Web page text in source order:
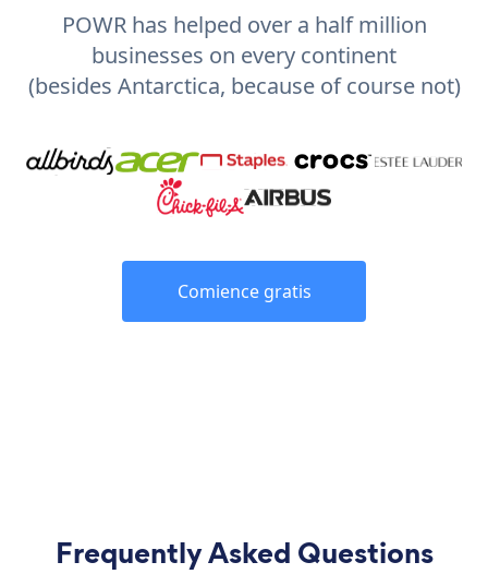
POWR has helped over a half million
businesses on every continent
(besides Antarctica, because of course not)
Comience gratis
Frequently Asked Questions